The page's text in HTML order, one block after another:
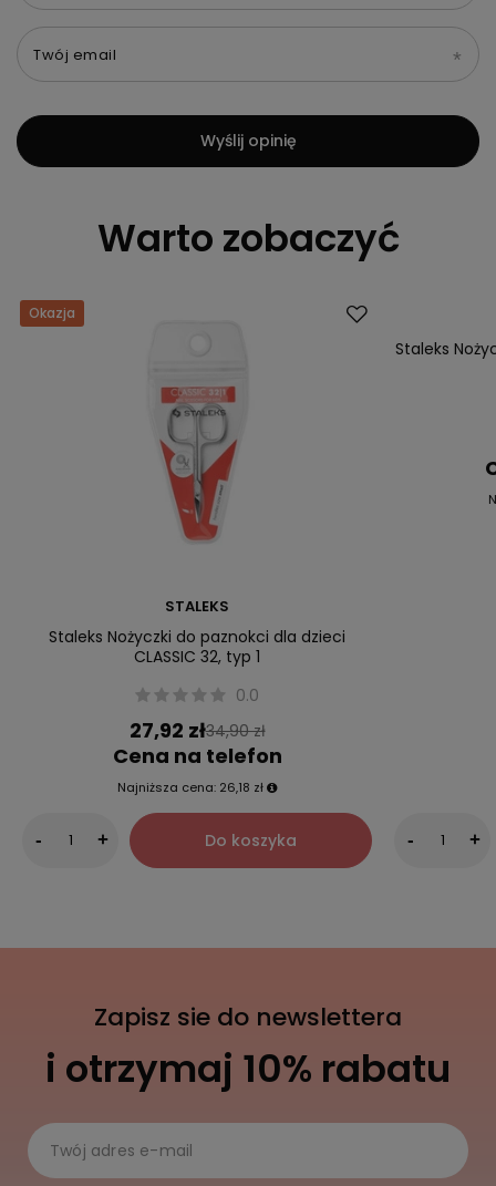
Twój email
Wyślij opinię
Warto zobaczyć
Okazja
STALEKS
Staleks Nożyczki do paznokci dla dzieci
CLASSIC 32, typ 1
0.0
27,92 zł34,90 zł
Cena na telefon
Najniższa cena: 26,18 zł
- + Do koszyka
Staleks
- +
Zapisz sie do newslettera
i otrzymaj 10% rabatu
Twój adres e-mail